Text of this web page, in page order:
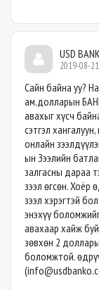
USD BANK
2019-08-21
Сайн байна уу?
ам.долларын
авахыг хүсч
сэтгэл
онлайн
ын Зээлийн
залгасны дараа
зээл өгсөн. Хоёр
зээл хэрэгтэй
энэхүү
авахаар хайж
зөвхөн 2
боломжтой.
(